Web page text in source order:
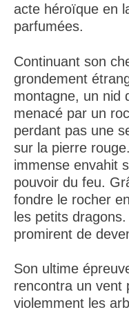
acte héroïque en
parfumées.
Continuant son
grondement
montagne, un nid
menacé par un
perdant pas une
sur la pierre
immense envahit
pouvoir du feu.
fondre le rocher
les petits
promirent de
Son ultime
rencontra un vent
violemment les